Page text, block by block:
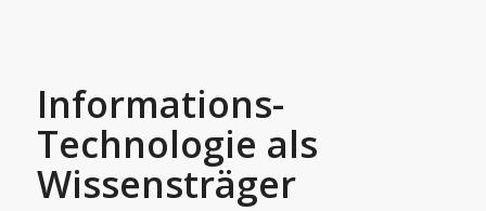
Informations-
Technologie als
Wissensträger